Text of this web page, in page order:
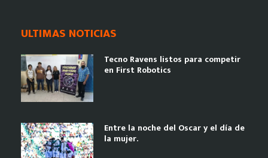
ULTIMAS NOTICIAS
Tecno Ravens listos para competir
en First Robotics
Entre la noche del Oscar y el día de
la mujer.